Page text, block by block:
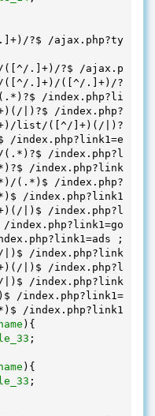
?$ /ajax.php?type=
.]+)/?$ /
.]+)/([^/.]+)/?$
/
|)?$ /
list/([^/]+)(/|)?$
/
(.*)?$ /
/index.php?link1=
(.*)$ /
/
|)$ /
|)$
|)$ /
|)$
/
/
){
;
){
;